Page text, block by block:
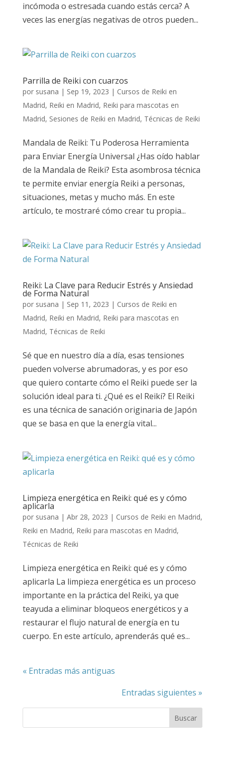
incómoda o estresada cuando estás cerca? A
veces las energías negativas de otros pueden...
Parrilla de Reiki con cuarzos
por susana | Sep 19, 2023 | Cursos de Reiki en
Madrid, Reiki en Madrid, Reiki para mascotas en
Madrid, Sesiones de Reiki en Madrid, Técnicas de Reiki
Mandala de Reiki: Tu Poderosa Herramienta
para Enviar Energía Universal ¿Has oído hablar
de la Mandala de Reiki? Esta asombrosa técnica
te permite enviar energía Reiki a personas,
situaciones, metas y mucho más. En este
artículo, te mostraré cómo crear tu propia...
Reiki: La Clave para Reducir Estrés y Ansiedad
de Forma Natural
por susana | Sep 11, 2023 | Cursos de Reiki en
Madrid, Reiki en Madrid, Reiki para mascotas en
Madrid, Técnicas de Reiki
Sé que en nuestro día a día, esas tensiones
pueden volverse abrumadoras, y es por eso
que quiero contarte cómo el Reiki puede ser la
solución ideal para ti. ¿Qué es el Reiki? El Reiki
es una técnica de sanación originaria de Japón
que se basa en que la energía vital...
Limpieza energética en Reiki: qué es y cómo
aplicarla
por susana | Abr 28, 2023 | Cursos de Reiki en Madrid,
Reiki en Madrid, Reiki para mascotas en Madrid,
Técnicas de Reiki
Limpieza energética en Reiki: qué es y cómo
aplicarla La limpieza energética es un proceso
importante en la práctica del Reiki, ya que
teayuda a eliminar bloqueos energéticos y a
restaurar el flujo natural de energía en tu
cuerpo. En este artículo, aprenderás qué es...
« Entradas más antiguas
Entradas siguientes »